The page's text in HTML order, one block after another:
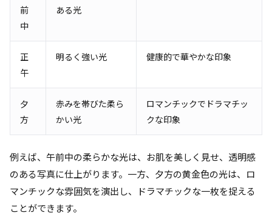
前
中
ある光
正
午
明るく強い光 健康的で華やかな印象
夕
方
赤みを帯びた柔ら
かい光
ロマンチックでドラマチッ
クな印象
例えば、午前中の柔らかな光は、お肌を美しく見せ、透明感
のある写真に仕上がります。一方、夕方の黄金色の光は、ロ
マンチックな雰囲気を演出し、ドラマチックな一枚を捉える
ことができます。